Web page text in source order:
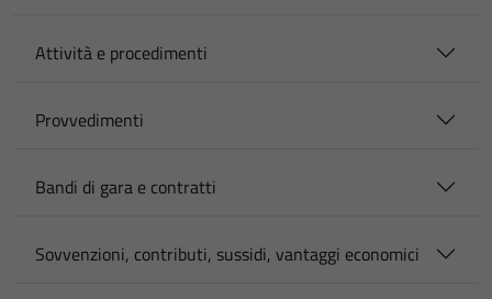
Attività e procedimenti
Provvedimenti
Bandi di gara e contratti
Sovvenzioni, contributi, sussidi, vantaggi economici